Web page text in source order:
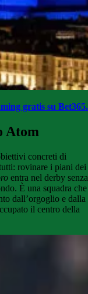
gratis su Bet365.
Atom
concreti di
rovinare i piani dei
entra nel derby senza
È una squadra che
dall’orgoglio e dalla
il centro della